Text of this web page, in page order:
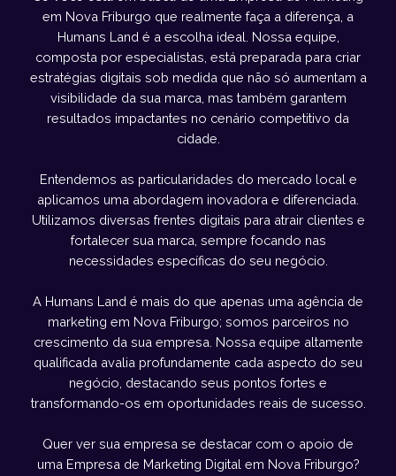
em Nova Friburgo que realmente faça a diferença, a
Humans Land é a escolha ideal. Nossa equipe,
composta por especialistas, está preparada para criar
estratégias digitais sob medida que não só aumentam a
visibilidade da sua marca, mas também garantem
resultados impactantes no cenário competitivo da
cidade.
Entendemos as particularidades do mercado local e
aplicamos uma abordagem inovadora e diferenciada.
Utilizamos diversas frentes digitais para atrair clientes e
fortalecer sua marca, sempre focando nas
necessidades específicas do seu negócio.
A Humans Land é mais do que apenas uma agência de
marketing em Nova Friburgo; somos parceiros no
crescimento da sua empresa. Nossa equipe altamente
qualificada avalia profundamente cada aspecto do seu
negócio, destacando seus pontos fortes e
transformando-os em oportunidades reais de sucesso.
Quer ver sua empresa se destacar com o apoio de
uma Empresa de Marketing Digital em Nova Friburgo?